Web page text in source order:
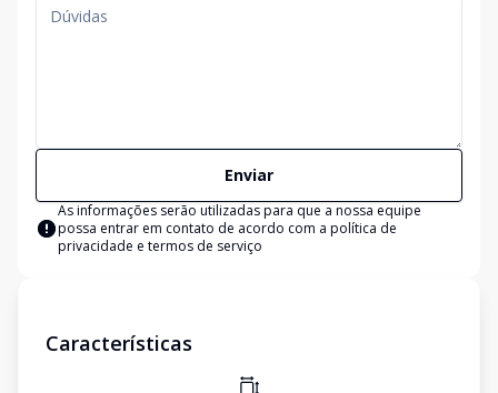
Enviar
As informações serão utilizadas para que a nossa equipe
possa entrar em contato de acordo com a política de
privacidade e termos de serviço
Características